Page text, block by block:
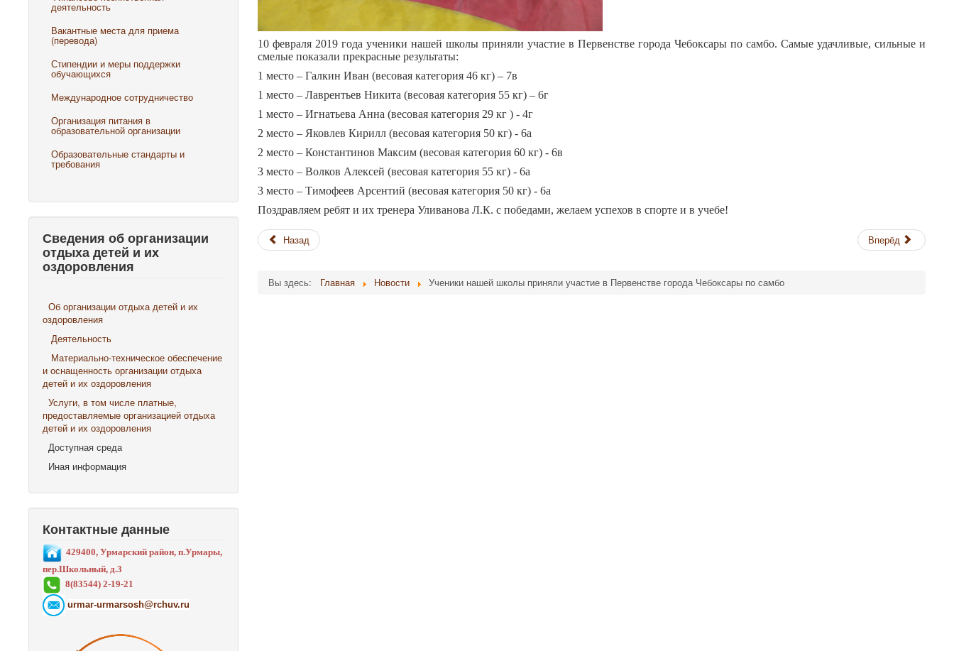
деятельность
Вакантные места для приема
(перевода)
Стипендии и меры поддержки
обучающихся
Международное сотрудничество
Организация питания в
образовательной организации
Образовательные стандарты и
требования
Сведения об организации
отдыха детей и их
оздоровления
Об организации отдыха детей и их
оздоровления
Деятельность
Материально-техническое обеспечение
и оснащенность организации отдыха
детей и их оздоровления
Услуги, в том числе платные,
предоставляемые организацией отдыха
детей и их оздоровления
Доступная среда
Иная информация
Контактные данные
429400, Урмарский район, п.Урмары,
пер.Школьный, д.3
8(83544) 2-19-21
urmar-urmarsosh@rchuv.ru
10 февраля 2019 года ученики нашей школы приняли участие в Первенстве города Чебоксары по самбо. Самые удачливые, сильные и
смелые показали прекрасные результаты:
1 место – Галкин Иван (весовая категория 46 кг) – 7в
1 место – Лаврентьев Никита (весовая категория 55 кг) – 6г
1 место – Игнатьева Анна (весовая категория 29 кг ) - 4г
2 место – Яковлев Кирилл (весовая категория 50 кг) - 6а
2 место – Константинов Максим (весовая категория 60 кг) - 6в
3 место – Волков Алексей (весовая категория 55 кг) - 6а
3 место – Тимофеев Арсентий (весовая категория 50 кг) - 6а
Поздравляем ребят и их тренера Уливанова Л.К. с победами, желаем успехов в спорте и в учебе!
Назад Вперёд
Вы здесь: Главная Новости Ученики нашей школы приняли участие в Первенстве города Чебоксары по самбо